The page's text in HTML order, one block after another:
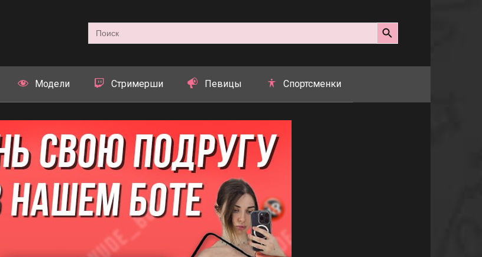
Search
for:
Search Button
Модели Стримерши Певицы Спортсменки